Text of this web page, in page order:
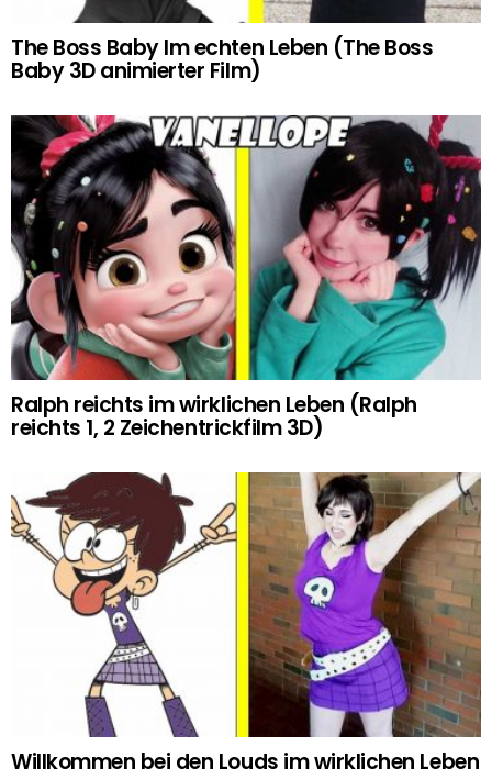
The Boss Baby Im echten Leben (The Boss
Baby 3D animierter Film)
Ralph reichts im wirklichen Leben (Ralph
reichts 1, 2 Zeichentrickfilm 3D)
Willkommen bei den Louds im wirklichen Leben